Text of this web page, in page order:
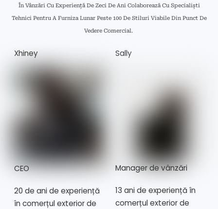
În Vânzări Cu Experiență De Zeci De Ani Colaborează Cu Specialiști
Tehnici Pentru A Furniza Lunar Peste 100 De Stiluri Viabile Din Punct De
Vedere Comercial.
Xhiney
CEO
20 de ani de experiență
în comerțul exterior de
Sally
Manager de vânzări
13 ani de experiență în
comerțul exterior de